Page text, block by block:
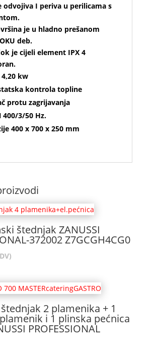
odvojiva I periva u perilicama s
je u hladno prešanom
deb.
je cijeli element IPX 4
4,20 kw
kontrola topline
protu zagrijavanja
400/3/50 Hz.
400 x 700 x 250 mm
štednjak ZANUSSI
372002 Z7GCGH4CG0
2 plamenika + 1
i 1 plinska pećnica
PROFESSIONAL